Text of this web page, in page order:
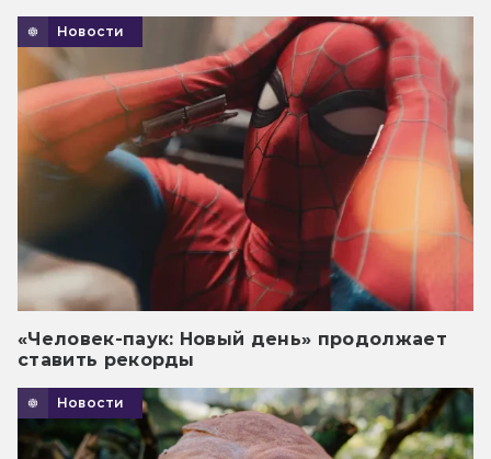
Новости
«Человек-паук: Новый день» продолжает
ставить рекорды
Новости